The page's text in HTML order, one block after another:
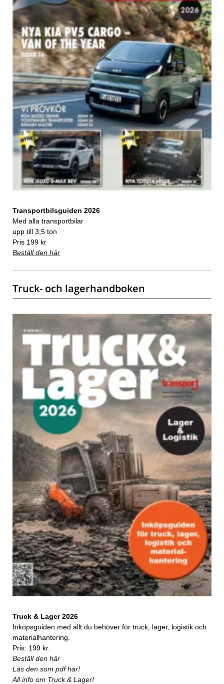
Transportbilsguiden 2026
Med alla transportbilar
upp till 3,5 ton
Pris 199 kr
Beställ den här
Truck- och lagerhandboken
Truck & Lager 2026
Inköpsguiden med allt du behöver för truck, lager, logistik och
materialhantering.
Pris: 199 kr.
Beställ den här
Läs den som pdf här!
All info om Truck & Lager!